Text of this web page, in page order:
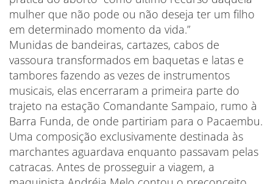
mulher que não pode ou não deseja ter um filho
em determinado momento da vida.”
Munidas de bandeiras, cartazes, cabos de
vassoura transformados em baquetas e latas e
tambores fazendo as vezes de instrumentos
musicais, elas encerraram a primeira parte do
trajeto na estação Comandante Sampaio, rumo à
Barra Funda, de onde partiriam para o Pacaembu.
Uma composição exclusivamente destinada às
marchantes aguardava enquanto passavam pelas
catracas. Antes de prosseguir a viagem, a